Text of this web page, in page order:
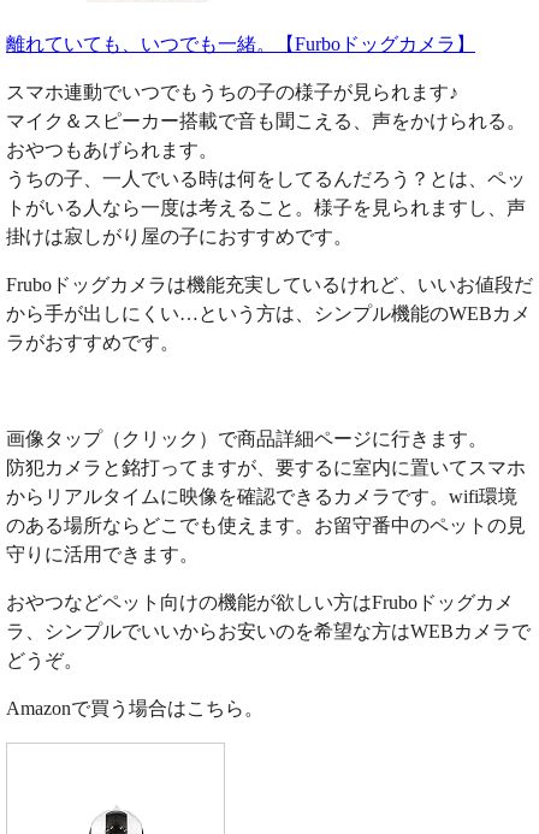
離れていても、いつでも一緒。【Furboドッグカメラ】
スマホ連動でいつでもうちの子の様子が見られます♪
マイク＆スピーカー搭載で音も聞こえる、声をかけられる。
おやつもあげられます。
うちの子、一人でいる時は何をしてるんだろう？とは、ペッ
トがいる人なら一度は考えること。様子を見られますし、声
掛けは寂しがり屋の子におすすめです。
Fruboドッグカメラは機能充実しているけれど、いいお値段だ
から手が出しにくい…という方は、シンプル機能のWEBカメ
ラがおすすめです。
画像タップ（クリック）で商品詳細ページに行きます。
防犯カメラと銘打ってますが、要するに室内に置いてスマホ
からリアルタイムに映像を確認できるカメラです。wifi環境
のある場所ならどこでも使えます。お留守番中のペットの見
守りに活用できます。
おやつなどペット向けの機能が欲しい方はFruboドッグカメ
ラ、シンプルでいいからお安いのを希望な方はWEBカメラで
どうぞ。
Amazonで買う場合はこちら。